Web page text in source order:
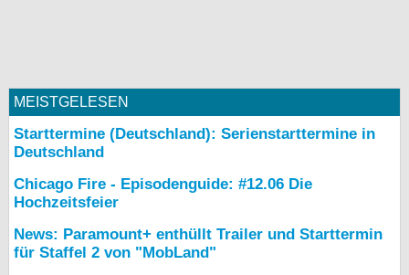
MEISTGELESEN
Starttermine (Deutschland): Serienstarttermine in
Deutschland
Chicago Fire - Episodenguide: #12.06 Die
Hochzeitsfeier
News: Paramount+ enthüllt Trailer und Starttermin
für Staffel 2 von "MobLand"